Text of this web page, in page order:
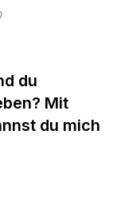
du
Mit
du mich